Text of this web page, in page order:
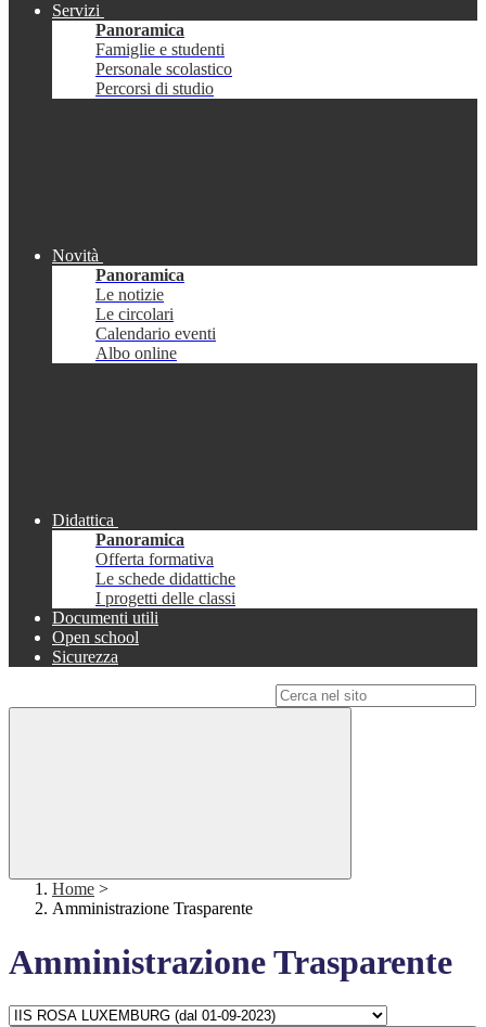
Servizi
Panoramica
Famiglie e studenti
Personale scolastico
Percorsi di studio
Novità
Panoramica
Le notizie
Le circolari
Calendario eventi
Albo online
Didattica
Panoramica
Offerta formativa
Le schede didattiche
I progetti delle classi
Documenti utili
Open school
Sicurezza
Home >
Amministrazione Trasparente
Amministrazione Trasparente